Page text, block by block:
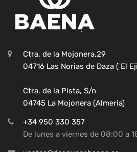
Ctra. de la Mojonera,29
04716 Las Norias de Daza ( El
Ctra. de la Pista, S/n
04745 La Mojonera (Almeria)
+34 950 330 357
De lunes a viernes de 08:00 a